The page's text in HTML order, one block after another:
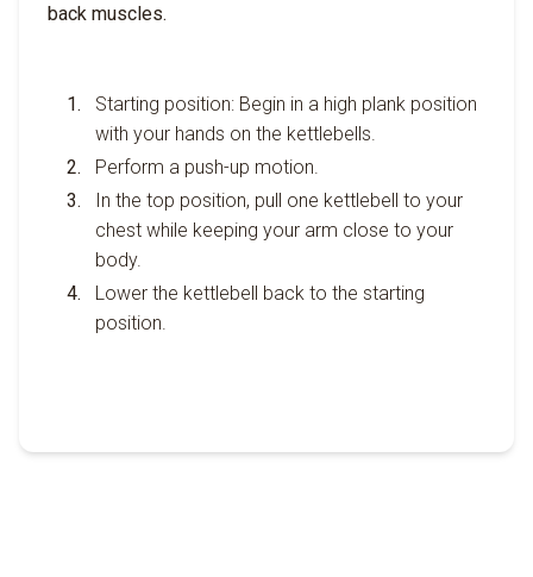
back muscles.
Starting position: Begin in a high plank position
with your hands on the kettlebells.
Perform a push-up motion.
In the top position, pull one kettlebell to your
chest while keeping your arm close to your
body.
Lower the kettlebell back to the starting
position.